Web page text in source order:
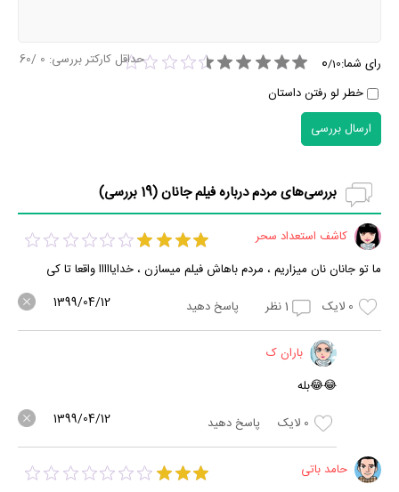
رای شما: 0/10
خطر لو رفتن داستان
حداقل کارکتر بررسی: 0
/60
ارسال بررسی
بررسی‌های مردم درباره فیلم جانان (19 بررسی)
کاشف استعداد سحر
ما تو جانان نان میزاریم ، مردم باهاش فیلم میسازن ، خدایااااا واقعا تا کی
0 لایک 1نظر پاسخ دهید 1399/04/12
باران ک
😂😂بله
0 لایک پاسخ دهید 1399/04/12
حامد باتی